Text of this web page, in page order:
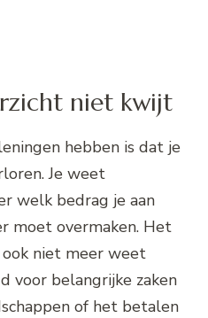
niet kwijt
hebben is dat je
Je weet
welk bedrag je aan
moet overmaken. Het
niet meer weet
voor belangrijke zaken
of het betalen